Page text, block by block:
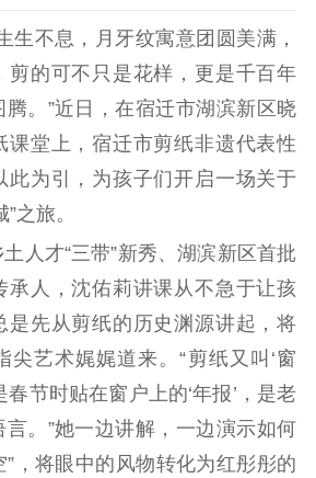
工作动态
理论武装
宣传宣讲 研究阐释
哲学社科
工作通知
成果集萃
脉
资料下载
新闻宣传
对外宣传
新闻发布
家
品牌栏目
不息，月牙纹寓意团圆美满，
剪的可不只是花样，更是千百年
。”近日，在宿迁市湖滨新区晓
课堂上，宿迁市剪纸非遗代表性
此为引，为孩子们开启一场关于
之旅。
才“三带”新秀、湖滨新区首批
承人，沈佑莉讲课从不急于让孩
是先从剪纸的历史渊源讲起，将
尖艺术娓娓道来。“剪纸又叫‘窗
春节时贴在窗户上的‘年报’，是老
。”她一边讲解，一边演示如何
”，将眼中的风物转化为红彤彤的